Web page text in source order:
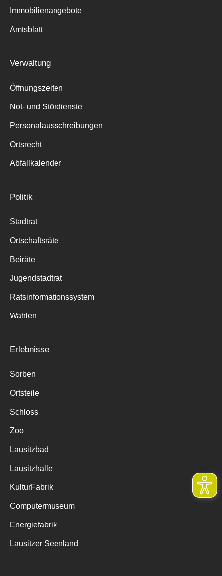
Immobilienangebote
Amtsblatt
Verwaltung
Öffnungszeiten
Not- und Stördienste
Personalausschreibungen
Ortsrecht
Abfallkalender
Politik
Stadtrat
Ortschaftsräte
Beiräte
Jugendstadtrat
Ratsinformationssystem
Wahlen
Erlebnisse
Sorben
Ortsteile
Schloss
Zoo
Lausitzbad
Lausitzhalle
KulturFabrik
Computermuseum
Energiefabrik
Lausitzer Seenland